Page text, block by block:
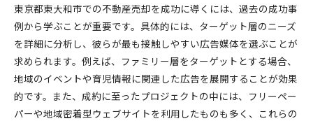
ターゲット顧客に響く東京都東大和市における広告の
ポイント
地域特化型のメッセージ作成法
顧客心理を理解した広告の構築
ターゲット層に訴求する広告媒体の選択
顧客のニーズに応える広告ストーリーの作成
東京都東大和市での不動産売却を成功に導くには、過去の成功事
例から学ぶことが重要です。具体的には、ターゲット層のニーズ
を詳細に分析し、彼らが最も接触しやすい広告媒体を選ぶことが
求められます。例えば、ファミリー層をターゲットとする場合、
地域のイベントや育児情報に関連した広告を展開することが効果
的です。また、成約に至ったプロジェクトの中には、フリーペー
パーや地域密着型ウェブサイトを利用したものも多く、これらの